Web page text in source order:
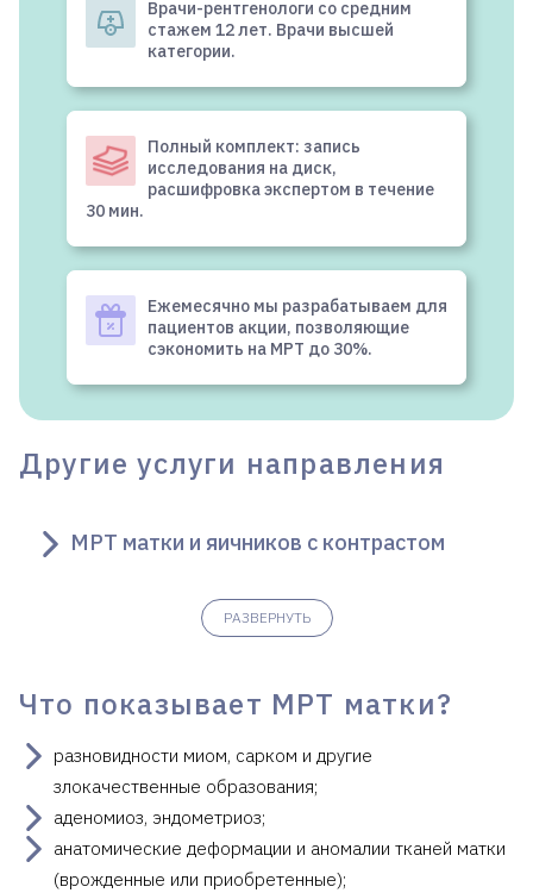
Врачи-рентгенологи со средним
стажем 12 лет. Врачи высшей
категории.
Полный комплект: запись
исследования на диск,
расшифровка экспертом в течение
30 мин.
Ежемесячно мы разрабатываем для
пациентов акции, позволяющие
сэкономить на МРТ до 30%.
Другие услуги направления
МРТ матки и яичников с контрастом
РАЗВЕРНУТЬ
Что показывает МРТ матки?
разновидности миом, сарком и другие
злокачественные образования;
аденомиоз, эндометриоз;
анатомические деформации и аномалии тканей матки
(врожденные или приобретенные);